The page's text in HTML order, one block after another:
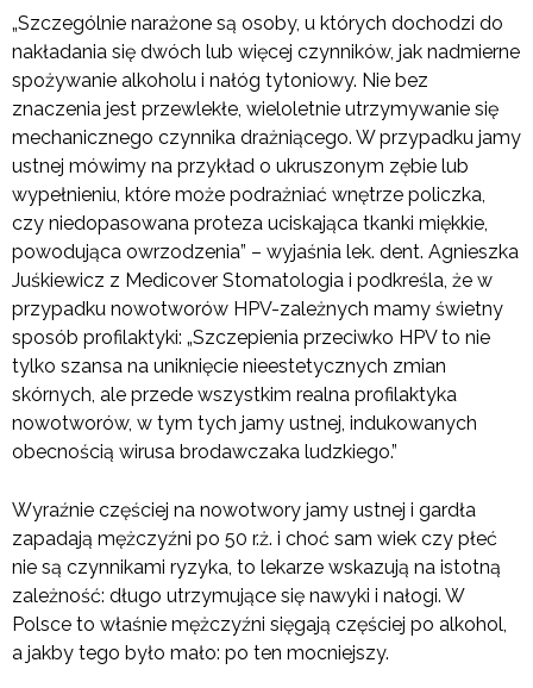
„Szczególnie narażone są osoby, u których dochodzi do
nakładania się dwóch lub więcej czynników, jak nadmierne
spożywanie alkoholu i nałóg tytoniowy. Nie bez
znaczenia jest przewlekłe, wieloletnie utrzymywanie się
mechanicznego czynnika drażniącego. W przypadku jamy
ustnej mówimy na przykład o ukruszonym zębie lub
wypełnieniu, które może podrażniać wnętrze policzka,
czy niedopasowana proteza uciskająca tkanki miękkie,
powodująca owrzodzenia” – wyjaśnia lek. dent. Agnieszka
Juśkiewicz z Medicover Stomatologia i podkreśla, że w
przypadku nowotworów HPV-zależnych mamy świetny
sposób profilaktyki: „Szczepienia przeciwko HPV to nie
tylko szansa na uniknięcie nieestetycznych zmian
skórnych, ale przede wszystkim realna profilaktyka
nowotworów, w tym tych jamy ustnej, indukowanych
obecnością wirusa brodawczaka ludzkiego.”
Wyraźnie częściej na nowotwory jamy ustnej i gardła
zapadają mężczyźni po 50 r.ż. i choć sam wiek czy płeć
nie są czynnikami ryzyka, to lekarze wskazują na istotną
zależność: długo utrzymujące się nawyki i nałogi. W
Polsce to właśnie mężczyźni sięgają częściej po alkohol,
a jakby tego było mało: po ten mocniejszy.